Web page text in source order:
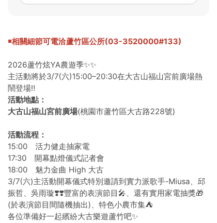
￭相關細節可電洽蘆竹區公所(03-3520000#133)
2026蘆竹炫YA農遊季✨✨
主活動將於3/7(六)15:00–20:30在大古山福山宮前廣場熱
鬧登場‼️
活動地點 ：
大古山福山宮前廣場(桃園市蘆竹區大古路228號)
活動流程：
15:00 活力健走抽家電
17:30 開幕點燈儀式記者會
18:00 魅力金曲 High 大古
3/7(六)主活動開幕儀式特別邀請到實力派歌手-Miusa、邱
振哲、吳雨璇❣️❣️豐富的表演節目🎤、還有實用家電抽獎🎁
(於表演節目間隨機抽出)、特色小農市集⛺️
各位準備好一起繽紛大古樂遊蘆竹吧✨